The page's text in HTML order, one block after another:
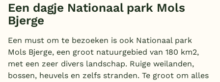
Een dagje Nationaal park Mols
Bjerge
Een must om te bezoeken is ook Nationaal park
Mols Bjerge, een groot natuurgebied van 180 km2,
met een zeer divers landschap. Ruige weilanden,
bossen, heuvels en zelfs stranden. Te groot om alles